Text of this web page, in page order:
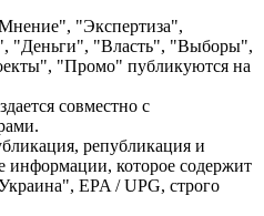
"Экспертиза",
"Деньги", "Власть", "Выборы",
"Промо" публикуются на
совместно с
републикация и
информации, которое содержит
EPA / UPG, строго